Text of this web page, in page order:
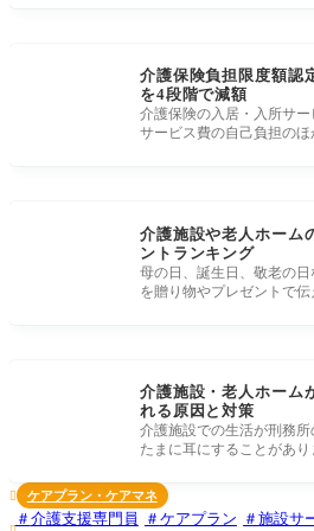
介護保険負担限度額
を4段階で減額
介護保険の入居・入所サ
サービス費の自己負担の
介護施設や老人ホーム
ントランキング
母の日、誕生日、敬老の
を贈り物やプレゼントで
介護施設・老人ホーム
れる原因と対策
介護施設での生活が刑務
たまに耳にすることがあ
 ケアプラン・ケアマネ
介護支援専門員 ケアプラン 施設サ